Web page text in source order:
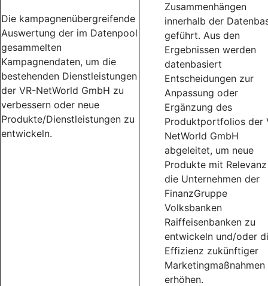
Die kampagnenübergreifende
Auswertung der im Datenpool
gesammelten
Kampagnendaten, um die
bestehenden Dienstleistungen
der VR-NetWorld GmbH zu
verbessern oder neue
Produkte/Dienstleistungen zu
entwickeln.
Zusammenhängen
innerhalb der
geführt. Aus den
Ergebnissen werden
datenbasiert
Entscheidungen zur
Anpassung oder
Ergänzung des
Produktportfolios der
NetWorld GmbH
abgeleitet, um neue
Produkte mit
die Unternehmen der
FinanzGruppe
Volksbanken
Raiffeisenbanken zu
entwickeln und/oder
Effizienz zukünftiger
Marketingmaßnahmen
erhöhen.